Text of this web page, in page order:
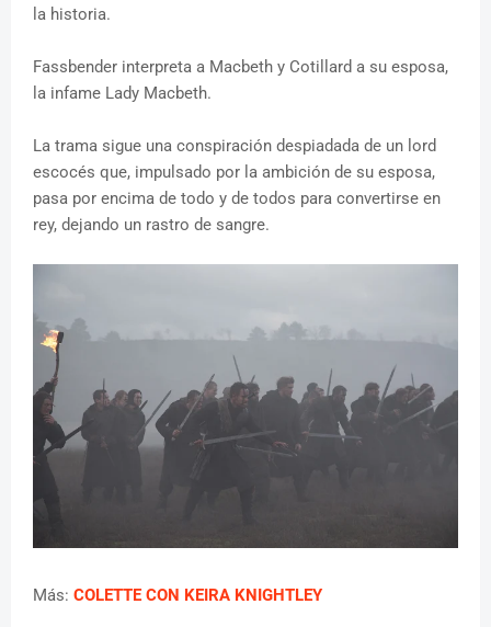
la historia.
Fassbender interpreta a Macbeth y Cotillard a su esposa,
la infame Lady Macbeth.
La trama sigue una conspiración despiadada de un lord
escocés que, impulsado por la ambición de su esposa,
pasa por encima de todo y de todos para convertirse en
rey, dejando un rastro de sangre.
Más: COLETTE CON KEIRA KNIGHTLEY